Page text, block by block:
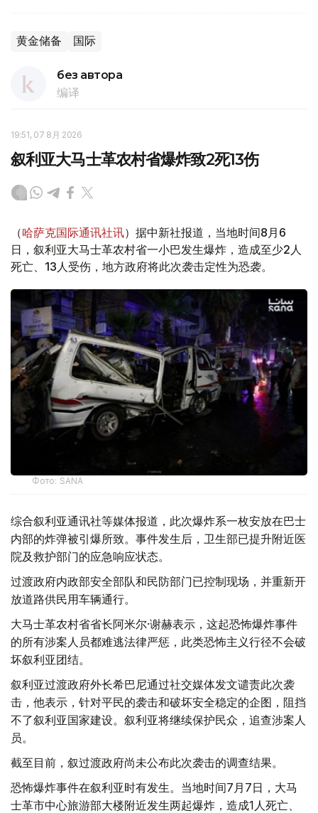
黄金储备 国际
без автора
编译
19:51, 07 8月 2026
叙利亚大马士革农村省爆炸致2死13伤
（哈萨克国际通讯社讯）据中新社报道，当地时间8月6
日，叙利亚大马士革农村省一小巴发生爆炸，造成至少2人
死亡、13人受伤，地方政府将此次袭击定性为恐袭。
Фото: SANA
综合叙利亚通讯社等媒体报道，此次爆炸系一枚安放在巴士
内部的炸弹被引爆所致。事件发生后，卫生部已提升附近医
院及救护部门的应急响应状态。
过渡政府内政部安全部队和民防部门已控制现场，并重新开
放道路供民用车辆通行。
大马士革农村省省长阿米尔·谢赫表示，这起恐怖爆炸事件
的所有涉案人员都难逃法律严惩，此类恐怖主义行径不会破
坏叙利亚团结。
叙利亚过渡政府外长希巴尼通过社交媒体发文谴责此次袭
击，他表示，针对平民的袭击和破坏安全稳定的企图，阻挡
不了叙利亚国家建设。叙利亚将继续保护民众，追查涉案人
员。
截至目前，叙过渡政府尚未公布此次袭击的调查结果。
恐怖爆炸事件在叙利亚时有发生。当地时间7月7日，大马
士革市中心旅游部大楼附近发生两起爆炸，造成1人死亡、